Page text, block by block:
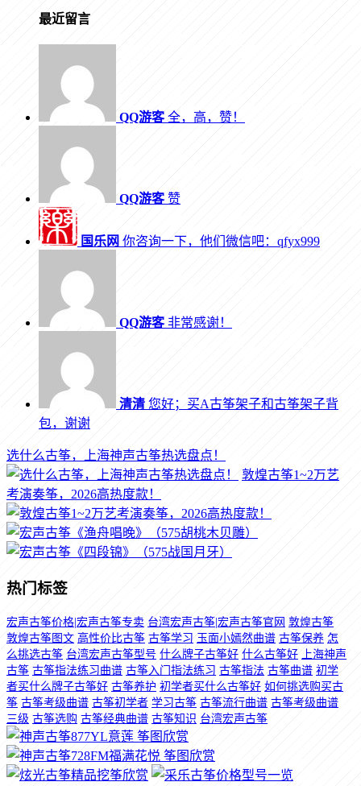
最近留言
QQ游客全，高，赞！
QQ游客赞
国乐网 你咨询一下，他们微信吧：qfyx999
QQ游客非常感谢！
清清 您好；买A古筝架子和古筝架子背
包，谢谢
选什么古筝，上海神声古筝热选盘点！
敦煌古筝1~2万艺
考演奏筝，2026高热度款！
热门标签
宏声古筝价格|宏声古筝专卖 台湾宏声古筝|宏声古筝官网 敦煌古筝
敦煌古筝图文 高性价比古筝 古筝学习 玉面小嫣然曲谱 古筝保养 怎
么挑选古筝 台湾宏声古筝型号 什么牌子古筝好 什么古筝好
上海神声
古筝 古筝指法练习曲谱 古筝入门指法练习 古筝指法 古筝曲谱 初学
者买什么牌子古筝好 古筝养护 初学者买什么古筝好 如何挑选购买古
筝 古筝考级曲谱 古筝初学者 学习古筝 古筝流行曲谱 古筝考级曲谱
三级 古筝选购 古筝经典曲谱 古筝知识 台湾宏声古筝